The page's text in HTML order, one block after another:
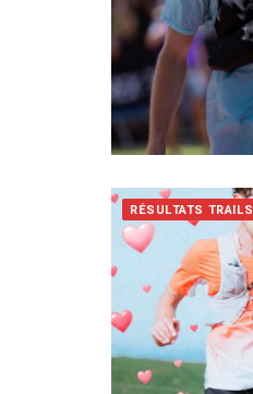
RÉSULTATS TRAILS